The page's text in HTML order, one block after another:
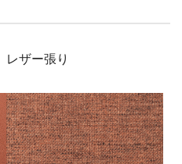
レザー張り